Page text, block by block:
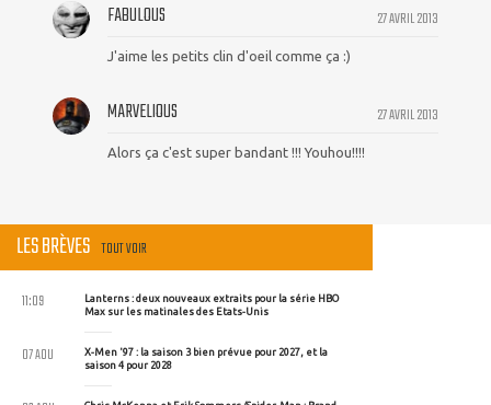
27 AVRIL 2013
FABULOUS
J'aime les petits clin d'oeil comme ça :)
27 AVRIL 2013
MARVELIOUS
Alors ça c'est super bandant !!! Youhou!!!!
LES BRÈVES TOUT VOIR
Lanterns : deux nouveaux extraits pour la série HBO
Max sur les matinales des Etats-Unis
11:09
X-Men '97 : la saison 3 bien prévue pour 2027, et la
saison 4 pour 2028
07 AOU